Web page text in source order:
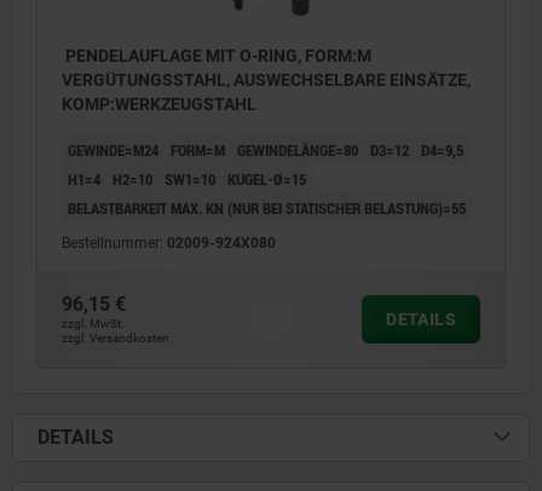
PENDELAUFLAGE MIT O-RING, FORM:M
VERGÜTUNGSSTAHL, AUSWECHSELBARE EINSÄTZE,
KOMP:WERKZEUGSTAHL
GEWINDE=M24 FORM=M GEWINDELÄNGE=80 D3=12
D4=9,5
H1=4
H2=10 SW1=10
KUGEL-Ø=15
BELASTBARKEIT MAX. KN (NUR BEI STATISCHER BELASTUNG)=55
Bestellnummer: 02009-924X080
96,15 €
zzgl. MwSt.
zzgl. Versandkosten
DETAILS
DETAILS